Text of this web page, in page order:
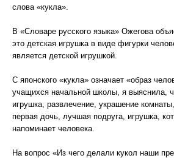
слова «кукла».
В «Словаре русского языка» Ожегова
это детская игрушка в виде фигурки
является детской игрушкой.
С японского «кукла» означает «образ
учащихся начальной школы, я выяснила,
игрушка, развлечение, украшение
первая дочь, лучшая подруга, игрушка,
напоминает человека.
На вопрос «Из чего делали кукол наши